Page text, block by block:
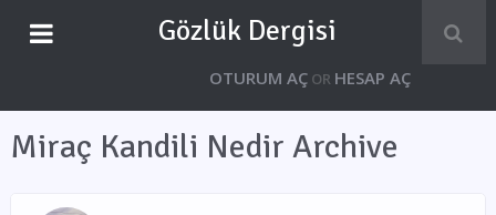
Gözlük Dergisi
OTURUM AÇOR HESAP AÇ
Miraç Kandili Nedir Archive